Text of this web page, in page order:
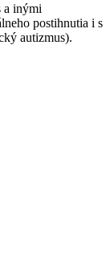
a inými
postihnutia i s
autizmus).